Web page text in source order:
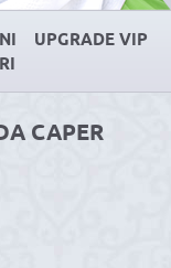
UPGRADE VIP
CAPER